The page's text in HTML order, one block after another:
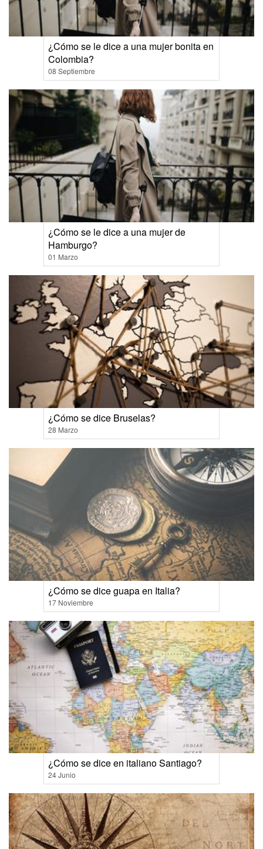
¿Cómo se le dice a una mujer bonita en
Colombia?
08 Septiembre
¿Cómo se le dice a una mujer de
Hamburgo?
01 Marzo
¿Cómo se dice Bruselas?
28 Marzo
¿Cómo se dice guapa en Italia?
17 Noviembre
¿Cómo se dice en italiano Santiago?
24 Junio